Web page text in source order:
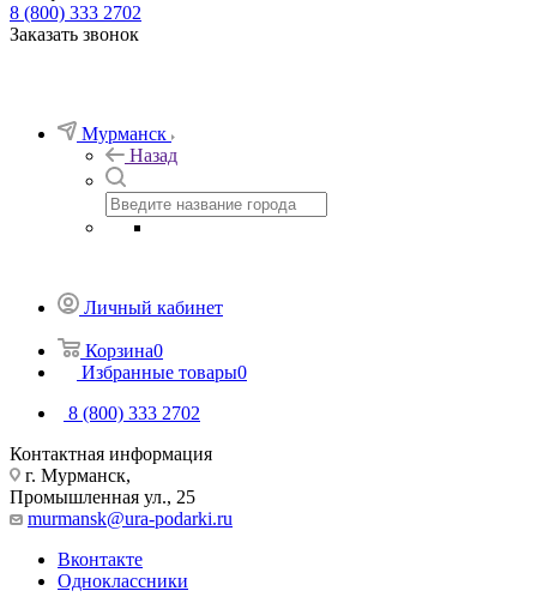
8 (800) 333 2702
Заказать звонок
Мурманск
Назад
Личный кабинет
Корзина0
Избранные товары0
8 (800) 333 2702
Контактная информация
г. Мурманск,
Промышленная ул., 25
murmansk@ura-podarki.ru
Вконтакте
Одноклассники